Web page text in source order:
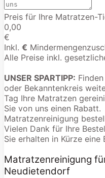
Preis für Ihre Matratzen-
0,00
€
Inkl. €
Alle Preise inkl.
UNSER SPARTIPP:
oder Bekanntenkreis
Tag Ihre Matratzen
Sie von uns einen Rabatt.
Matratzenreinigung
Vielen Dank für Ihre
Sie erhalten in Kürze eine
Matratzenreinigung
Neudietendorf